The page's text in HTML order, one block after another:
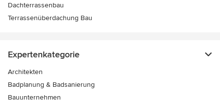
Dachterrassenbau
Terrassenüberdachung Bau
Expertenkategorie
Architekten
Badplanung & Badsanierung
Bauunternehmen